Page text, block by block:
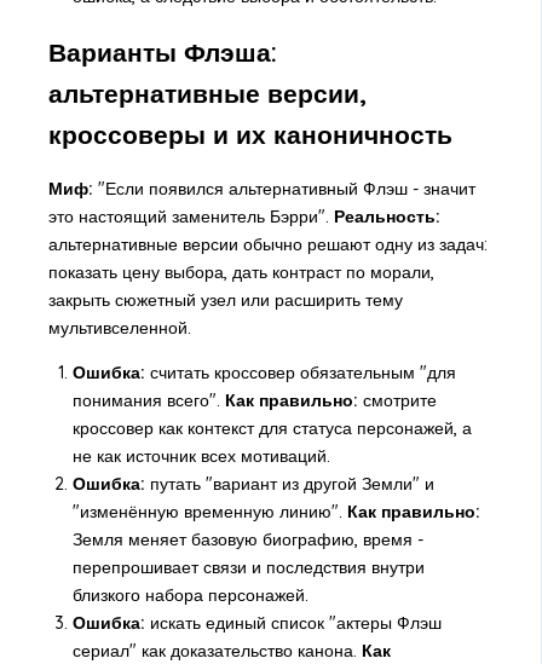
Варианты Флэша:
альтернативные версии,
кроссоверы и их каноничность
Миф: "Если появился альтернативный Флэш - значит
это настоящий заменитель Бэрри". Реальность:
альтернативные версии обычно решают одну из задач:
показать цену выбора, дать контраст по морали,
закрыть сюжетный узел или расширить тему
мультивселенной.
Ошибка: считать кроссовер обязательным "для
понимания всего". Как правильно: смотрите
кроссовер как контекст для статуса персонажей, а
не как источник всех мотиваций.
Ошибка: путать "вариант из другой Земли" и
"изменённую временную линию". Как правильно:
Земля меняет базовую биографию, время -
перепрошивает связи и последствия внутри
близкого набора персонажей.
Ошибка: искать единый список "актеры Флэш
сериал" как доказательство канона. Как